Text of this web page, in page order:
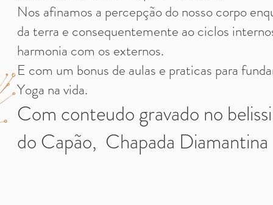
Nos afinamos a percepção do nosso corpo
da terra e consequentemente ao ciclos
harmonia com os externos.
E com um bonus de aulas e praticas para
Yoga na vida.
Com conteudo gravado no
do Capão, Chapada